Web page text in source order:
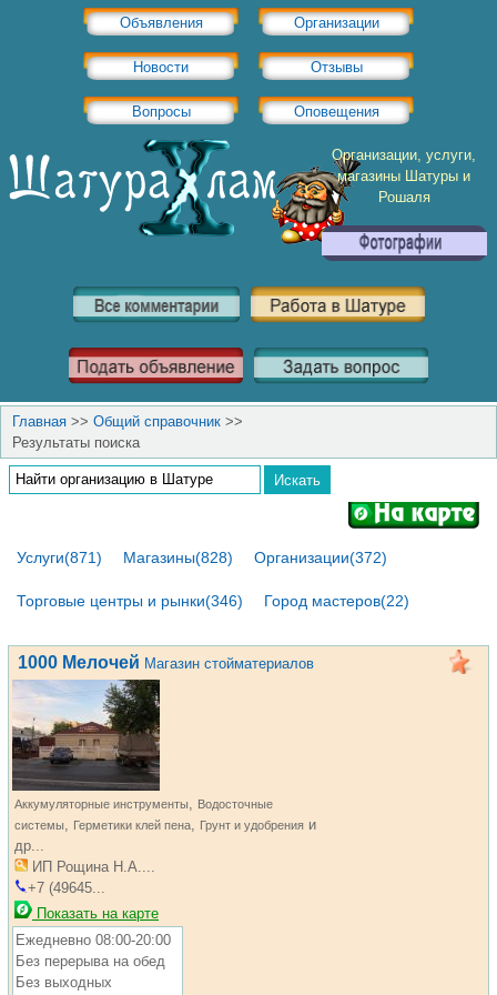
Объявления Организации
Новости Отзывы
Вопросы Оповещения
Организации, услуги,
магазины Шатуры и
Рошаля
Главная >> Общий справочник >>
Результаты поиска
Услуги(871) Магазины(828) Организации(372)
Торговые центры и рынки(346) Город мастеров(22)
1000 Мелочей Магазин стойматериалов
Аккумуляторные инструменты, Водосточные
системы, Герметики клей пена, Грунт и удобрения и
др...
ИП Рощина Н.А....
+7 (49645...
Показать на карте
Ежедневно 08:00-20:00
Без перерыва на обед
Без выходных